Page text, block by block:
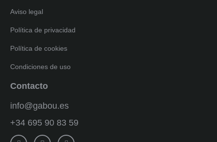
Aviso legal
Política de privacidad
Política de cookies
Condiciones de uso
Contacto
info@gabou.es
+34 695 90 83 59